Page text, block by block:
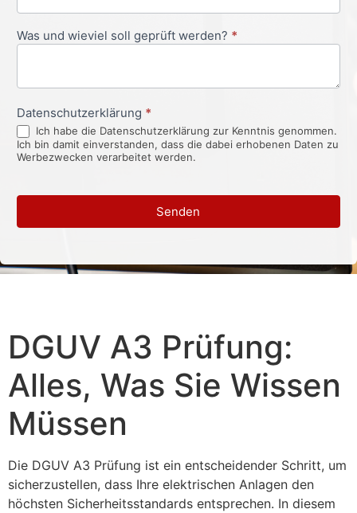
Was und wieviel soll geprüft werden? *
Datenschutzerklärung *
Ich habe die Datenschutzerklärung zur Kenntnis genommen.
Ich bin damit einverstanden, dass die dabei erhobenen Daten zu
Werbezwecken verarbeitet werden.
Senden
DGUV A3 Prüfung:
Alles, Was Sie Wissen
Müssen
Die DGUV A3 Prüfung ist ein entscheidender Schritt, um
sicherzustellen, dass Ihre elektrischen Anlagen den
höchsten Sicherheitsstandards entsprechen. In diesem